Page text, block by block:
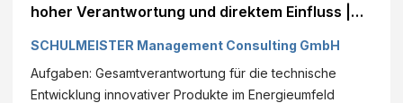
hoher Verantwortung und direktem Einfluss |
Internationales Umfeld mit spannenden
Projekten Bezirk Mödling Vollzeit 80.000 € +
SCHULMEISTER Management Consulting GmbH
Aufgaben: Gesamtverantwortung für die technische
Entwicklung innovativer Produkte im Energieumfeld